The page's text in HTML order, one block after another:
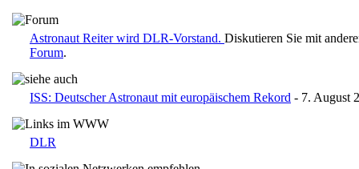
Astronaut Reiter wird DLR-Vorstand. Diskutieren Sie mit
Forum.
ISS: Deutscher Astronaut mit europäischem Rekord - 7. August
DLR